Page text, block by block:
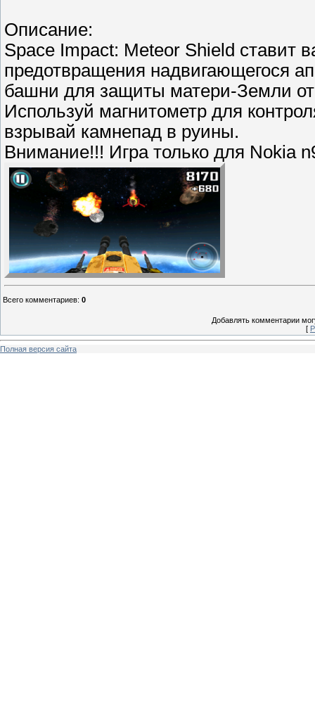
Описание:
Space Impact: Meteor Shield ставит
предотвращения надвигающегося
башни для защиты матери-Земли
Используй магнитометр для
взрывай камнепад в руины.
Внимание!!! Игра только для Nokia
Всего комментариев: 0
Добавлять комментарии
[
Полная версия сайта